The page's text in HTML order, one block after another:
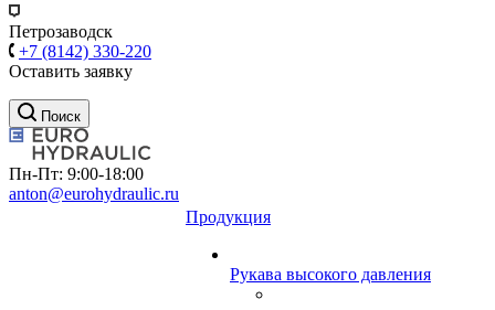
Петрозаводск
+7 (8142) 330-220
Оставить заявку
Поиск
Пн-Пт: 9:00-18:00
anton@eurohydraulic.ru
Продукция
Рукава высокого давления